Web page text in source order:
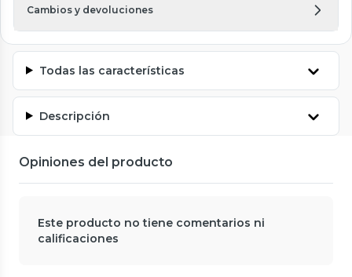
Cambios y devoluciones
Todas las características
Descripción
Opiniones del producto
Este producto no tiene comentarios ni
calificaciones